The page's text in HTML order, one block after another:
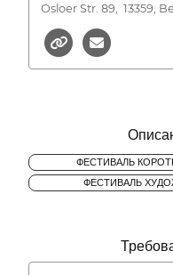
Osloer Str. 89, 13359,
ФЕСТИВАЛЬ
ФЕСТИВАЛЬ